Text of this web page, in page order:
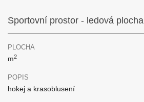
Sportovní prostor - ledová plocha
PLOCHA
m2
POPIS
hokej a krasoblusení